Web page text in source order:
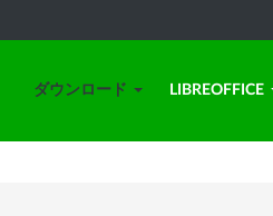
ダウンロード LIBREOFFICE